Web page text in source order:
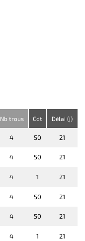
Nb trous Cdt Délai (j)
4 50 21
4 50 21
4 1 21
4 50 21
4 50 21
4 1 21